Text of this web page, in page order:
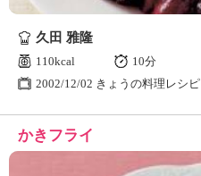
久田 雅隆
110kcal
10分
2002/12/02 きょうの料理レシピ
かきフライ